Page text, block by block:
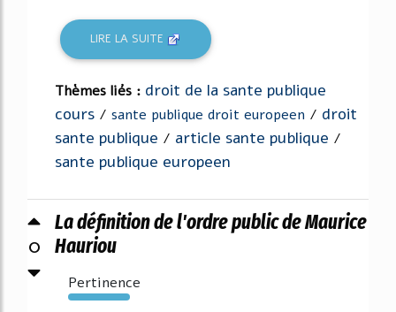
LIRE LA SUITE
Thèmes liés : droit de la sante publique
cours / sante publique droit europeen / droit
sante publique / article sante publique /
sante publique europeen
0
La définition de l'ordre public de Maurice
Hauriou
Pertinence
379%